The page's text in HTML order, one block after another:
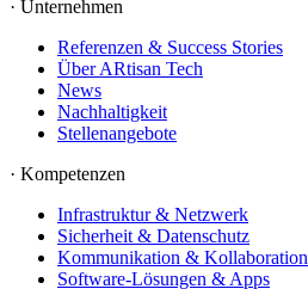
· Unternehmen
Referenzen & Success Stories
Über ARtisan Tech
News
Nachhaltigkeit
Stellenangebote
· Kompetenzen
Infrastruktur & Netzwerk
Sicherheit & Datenschutz
Kommunikation & Kollaboration
Software-Lösungen & Apps